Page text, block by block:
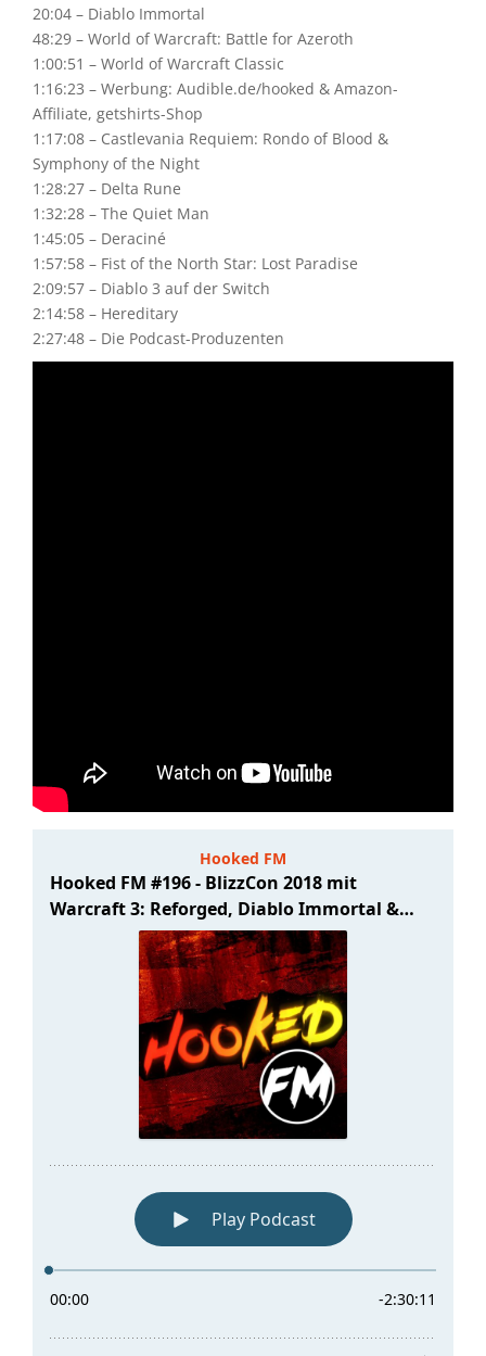
20:04 – Diablo Immortal
48:29 – World of Warcraft: Battle for Azeroth
1:00:51 – World of Warcraft Classic
1:16:23 – Werbung: Audible.de/hooked & Amazon-
Affiliate, getshirts-Shop
1:17:08 – Castlevania Requiem: Rondo of Blood &
Symphony of the Night
1:28:27 – Delta Rune
1:32:28 – The Quiet Man
1:45:05 – Deraciné
1:57:58 – Fist of the North Star: Lost Paradise
2:09:57 – Diablo 3 auf der Switch
2:14:58 – Hereditary
2:27:48 – Die Podcast-Produzenten